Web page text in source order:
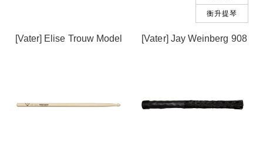
[Vater] Elise Trouw Model [Vater] Jay Weinberg 908
衡升提琴